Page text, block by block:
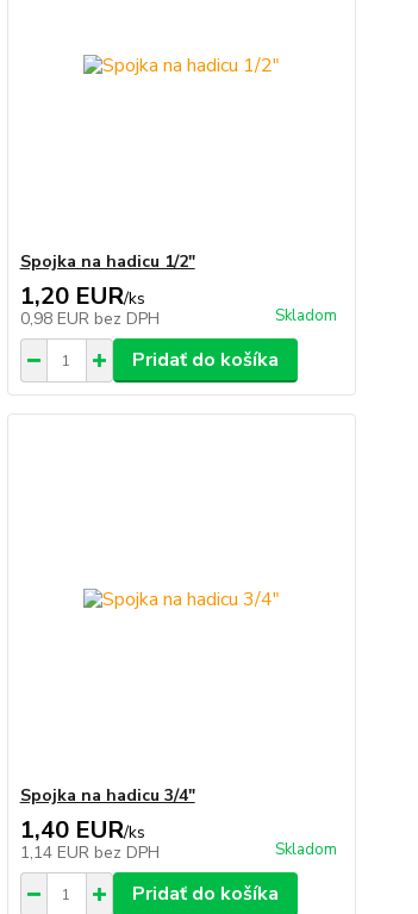
Spojka na hadicu 1/2"
1,20 EUR/ks
0,98 EUR bez DPH Skladom
Pridať do košíka
Spojka na hadicu 3/4"
1,40 EUR/ks
1,14 EUR bez DPH Skladom
Pridať do košíka